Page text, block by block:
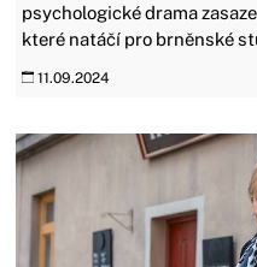
psychologické drama
které natáčí pro brněnské
11.09.2024